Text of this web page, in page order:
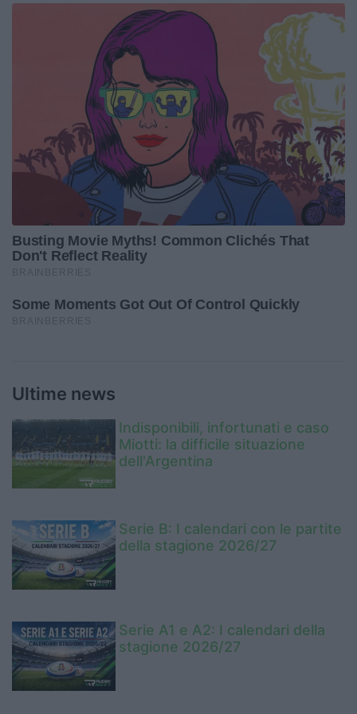
Ultime news
Indisponibili, infortunati e caso
Miotti: la difficile situazione
dell'Argentina
Serie B: I calendari con le partite
della stagione 2026/27
Serie A1 e A2: I calendari della
stagione 2026/27